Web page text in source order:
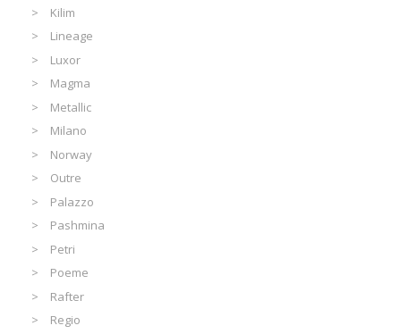
Kilim
Lineage
Luxor
Magma
Metallic
Milano
Norway
Outre
Palazzo
Pashmina
Petri
Poeme
Rafter
Regio